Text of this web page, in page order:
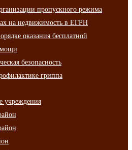
пропускного режима
на недвижимость в ЕГРН
оказания бесплатной
безопасность
гриппа
учреждения